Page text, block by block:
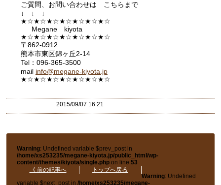
ご質問、お問い合わせは こちらまで
↓ ↓ ↓
★☆★☆★☆★☆★☆★☆★☆
Megane kiyota
★☆★☆★☆★☆★☆★☆★☆
〒862-0912
熊本市東区錦ヶ丘2-14
Tel：096-365-3500
mail info@megane-kiyota.jp
★☆★☆★☆★☆★☆★☆★☆
2015/09/07 16:21
Warning: Undefined variable $prev_post in
/home/xs253235/megane-kiyota.jp/public_html/wp-
content/themes/kiyota/single.php on line53
《 前の記事へ
トップへ戻る
Warning: Undefined
variable $next_post in/home/xs253235/megane-